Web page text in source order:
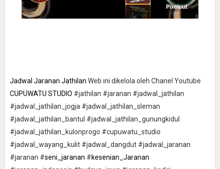
Jadwal Jaranan Jathilan Web ini dikelola oleh Chanel Youtube
CUPUWATU STUDIO #jathilan #jaranan #jadwal_jathilan
#jadwal_jathilan_jogja #jadwal_jathilan_sleman
#jadwal_jathilan_bantul #jadwal_jathilan_gunungkidul
#jadwal_jathilan_kulonprogo #cupuwatu_studio
#jadwal_wayang_kulit #jadwal_dangdut #jadwal_jaranan
#jaranan #seni_jaranan #kesenian_Jaranan